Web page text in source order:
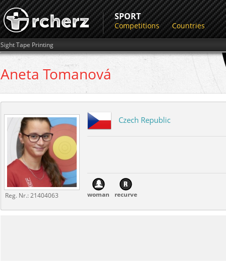
SPORT
Competitions Countries
Sight Tape Printing
Aneta Tomanová
Reg. Nr.:21404063
Czech Republic
woman recurve